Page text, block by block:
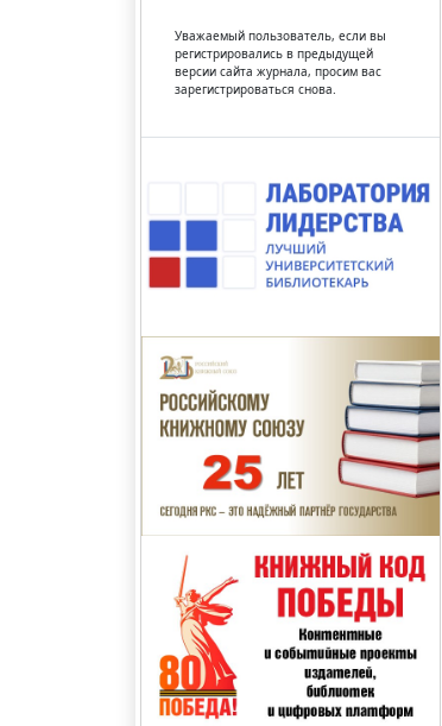
Уважаемый пользователь, если вы
регистрировались в предыдущей
версии сайта журнала, просим вас
зарегистрироваться снова.